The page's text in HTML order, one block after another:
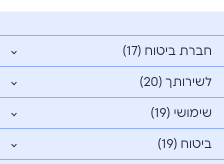
חברת ביטוח (17)
לשירותך (20)
שימושי (19)
ביטוח (19)